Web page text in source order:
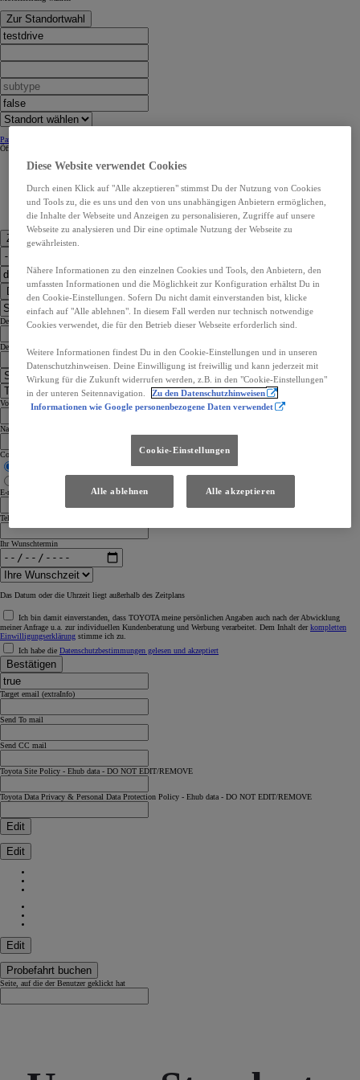
Zur Standortwahl
Partner Kontaktangaben:
Öffnungszeiten
Zu den Kontaktdaten
Dealer Finder
Dealer Language
Dealer Country
Vorname
Nachname
Contact me by
E-mail Adresse
Telefon
Ihr Wunschtermin
Das Datum oder die Uhrzeit liegt außerhalb des Zeitplans
Ich bin damit einverstanden, dass TOYOTA meine persönlichen Angaben auch nach der Abwicklung
meiner Anfrage u.a. zur individuellen Kundenberatung und Werbung verarbeitet. Dem Inhalt derkompletten
Einwilligungserklärung stimme ich zu.
Ich habe die Datenschutzbestimmungen gelesen und akzeptiert
Bestätigen
Target email (extraInfo)
Send To mail
Send CC mail
Toyota Site Policy - Ehub data - DO NOT EDIT/REMOVE
Toyota Data Privacy & Personal Data Protection Policy - Ehub data - DO NOT EDIT/REMOVE
Edit
Edit
Edit
Probefahrt buchen
Seite, auf die der Benutzer geklickt hat
Diese Website verwendet Cookies
Durch einen Klick auf "Alle akzeptieren" stimmst Du der Nutzung von Cookies
und Tools zu, die es uns und den von uns unabhängigen Anbietern ermöglichen,
die Inhalte der Webseite und Anzeigen zu personalisieren, Zugriffe auf unsere
Webseite zu analysieren und Dir eine optimale Nutzung der Webseite zu
gewährleisten.
Nähere Informationen zu den einzelnen Cookies und Tools, den Anbietern, den
umfassten Informationen und die Möglichkeit zur Konfiguration erhältst Du in
den Cookie-Einstellungen. Sofern Du nicht damit einverstanden bist, klicke
einfach auf "Alle ablehnen". In diesem Fall werden nur technisch notwendige
Cookies verwendet, die für den Betrieb dieser Webseite erforderlich sind.
Weitere Informationen findest Du in den Cookie-Einstellungen und in unseren
Datenschutzhinweisen. Deine Einwilligung ist freiwillig und kann jederzeit mit
Wirkung für die Zukunft widerrufen werden, z.B. in den "Cookie-Einstellungen"
in der unteren Seitennavigation.
Zu den Datenschutzhinweisen
Informationen wie Google personenbezogene Daten verwendet
Cookie-Einstellungen
Alle ablehnen Alle akzeptieren